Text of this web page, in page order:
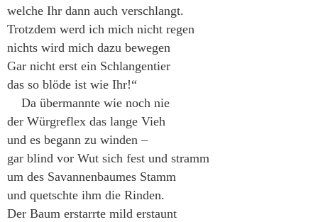
welche Ihr dann auch verschlangt.
Trotzdem werd ich mich nicht regen
nichts wird mich dazu bewegen
Gar nicht erst ein Schlangentier
das so blöde ist wie Ihr!“
Da übermannte wie noch nie
der Würgreflex das lange Vieh
und es begann zu winden –
gar blind vor Wut sich fest und stramm
um des Savannenbaumes Stamm
und quetschte ihm die Rinden.
Der Baum erstarrte mild erstaunt